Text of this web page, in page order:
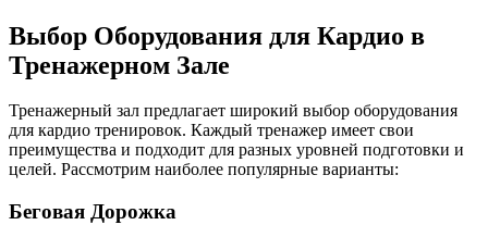
Выбор Оборудования для Кардио в
Тренажерном Зале
Тренажерный зал предлагает широкий выбор оборудования
для кардио тренировок. Каждый тренажер имеет свои
преимущества и подходит для разных уровней подготовки и
целей. Рассмотрим наиболее популярные варианты:
Беговая Дорожка